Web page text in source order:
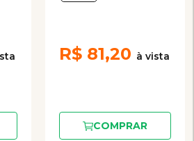
R$ 81,20
COMPRAR